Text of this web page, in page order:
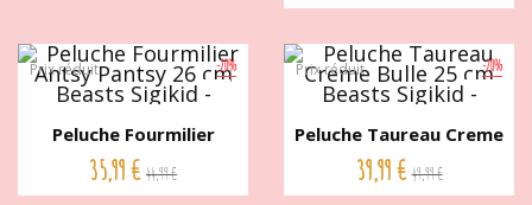
-20%
Prix réduit
Peluche Fourmilier
Antsy...
35,99 € 44,99 €
-20%
Prix réduit
Peluche Taureau Creme
Bulle...
39,99 € 49,99 €